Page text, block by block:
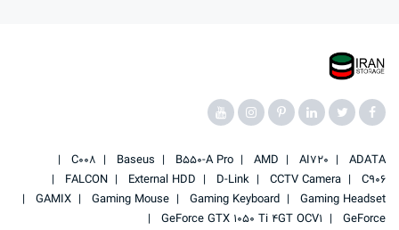
ADATA
AI720
AMD
B550-A Pro
Baseus
C008
C906
CCTV Camera
D-Link
External HDD
FALCON
Gaming Headset
Gaming Keyboard
Gaming Mouse
GAMIX
GeForce
GeForce GTX 1050 Ti 4GT OCV1